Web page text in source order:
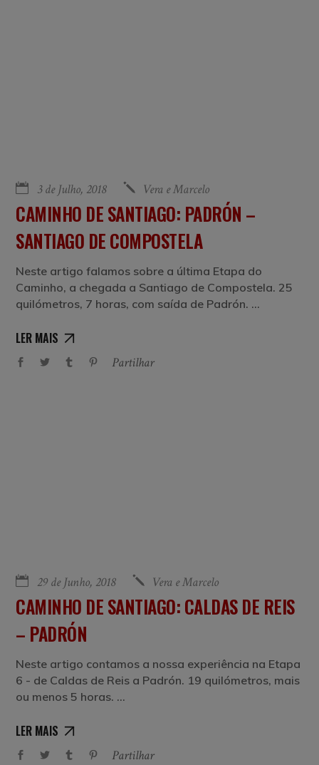
3 de Julho, 2018 Vera e Marcelo
CAMINHO DE SANTIAGO: PADRÓN –
SANTIAGO DE COMPOSTELA
Neste artigo falamos sobre a última Etapa do
Caminho, a chegada a Santiago de Compostela. 25
quilómetros, 7 horas, com saída de Padrón.
LER MAIS
Partilhar
29 de Junho, 2018 Vera e Marcelo
CAMINHO DE SANTIAGO: CALDAS DE REIS
– PADRÓN
Neste artigo contamos a nossa experiência na Etapa
6 - de Caldas de Reis a Padrón. 19 quilómetros, mais
ou menos 5 horas.
LER MAIS
Partilhar